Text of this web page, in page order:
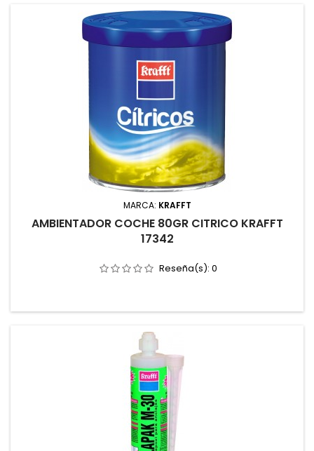
MARCA: KRAFFT
AMBIENTADOR COCHE 80GR CITRICO KRAFFT
17342
Reseña(s): 0